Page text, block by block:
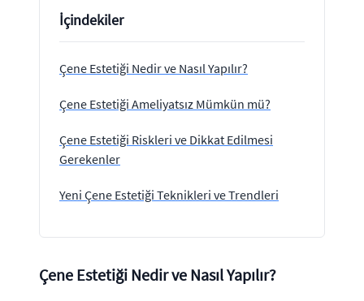
İçindekiler
Çene Estetiği Nedir ve Nasıl Yapılır?
Çene Estetiği Ameliyatsız Mümkün mü?
Çene Estetiği Riskleri ve Dikkat Edilmesi
Gerekenler
Yeni Çene Estetiği Teknikleri ve Trendleri
Çene Estetiği Nedir ve Nasıl Yapılır?